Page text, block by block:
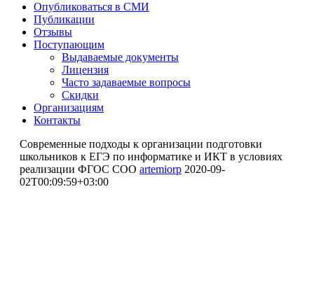
Опубликоваться в СМИ
Публикации
Отзывы
Поступающим
Выдаваемые документы
Лицензия
Часто задаваемые вопросы
Скидки
Организациям
Контакты
Современные подходы к организации подготовки
школьников к ЕГЭ по информатике и ИКТ в условиях
реализации ФГОС СОО artemiorp 2020-09-
02T00:09:59+03:00